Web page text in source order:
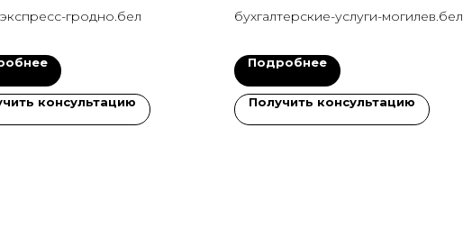
17%
гродно.бел
консультацию
17 городах в топ1 за
бухгалтерские-услуги-могилев.бел
Подробнее
Получить консультацию